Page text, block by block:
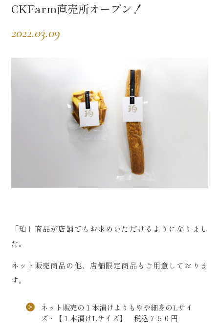
CKFarm直売所オープン！
2022.03.09
「珀」商品が店舗でもお求めいただけるようになりまし
た。
ネット販売商品の他、店舗限定商品もご用意しておりま
す。
ネット販売の１本漬けよりもやや細身のLサイ
ズ…【１本漬けLサイズ】 税込７５０円